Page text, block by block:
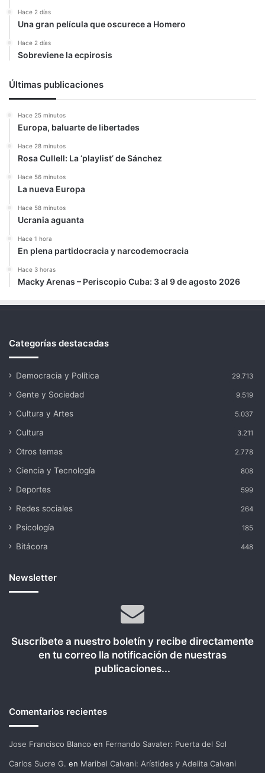
Hace 2 días
Una gran película que oscurece a Homero
Hace 2 días
Sobreviene la ecpirosis
Últimas publicaciones
Hace 25 minutos
Europa, baluarte de libertades
Hace 28 minutos
Rosa Cullell: La ‘playlist’ de Sánchez
Hace 56 minutos
La nueva Europa
Hace 58 minutos
Ucrania aguanta
Hace 1 hora
En plena partidocracia y narcodemocracia
Hace 3 horas
Macky Arenas – Periscopio Cuba: 3 al 9 de agosto 2026
Categorías destacadas
Democracia y Política 29.713
Gente y Sociedad 9.519
Cultura y Artes 5.037
Cultura 3.211
Otros temas 2.778
Ciencia y Tecnología 808
Deportes 599
Redes sociales 264
Psicología 185
Bitácora 448
Newsletter
Suscríbete a nuestro boletín y recibe directamente
en tu correo lla notificación de nuestras
publicaciones...
Comentarios recientes
Jose Francisco Blanco en Fernando Savater: Puerta del Sol
Carlos Sucre G. en Maribel Calvani: Arístides y Adelita Calvani